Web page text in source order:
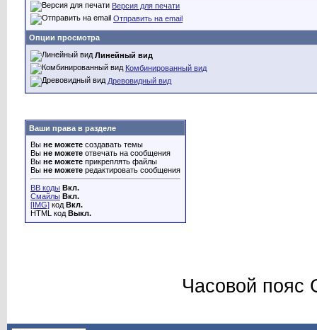
Версия для печати
Отправить на email
Опции просмотра
Линейный вид
Комбинированный вид
Древовидный вид
Ваши права в разделе
Вы не можете создавать темы
Вы не можете отвечать на сообщения
Вы не можете прикреплять файлы
Вы не можете редактировать сообщения
BB коды Вкл.
Смайлы Вкл.
[IMG] код Вкл.
HTML код Выкл.
Часовой пояс